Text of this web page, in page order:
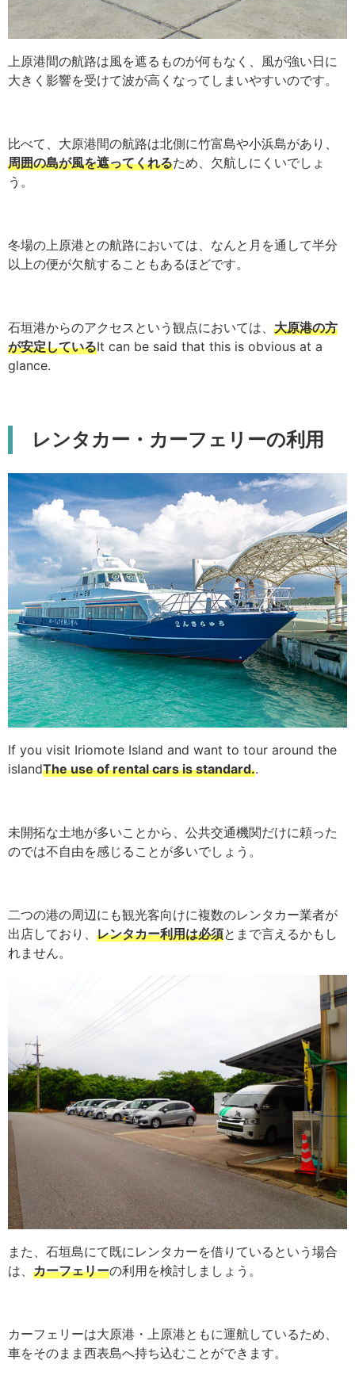
上原港間の航路は風を遮るものが何もなく、風が強い日に
大きく影響を受けて波が高くなってしまいやすいのです。
比べて、大原港間の航路は北側に竹富島や小浜島があり、
周囲の島が風を遮ってくれるため、欠航しにくいでしょ
う。
冬場の上原港との航路においては、なんと月を通して半分
以上の便が欠航することもあるほどです。
石垣港からのアクセスという観点においては、 大原港の方
が安定しているIt can be said that this is obvious at a
glance.
レンタカー・カーフェリーの利用
If you visit Iriomote Island and want to tour around the
islandThe use of rental cars is standard..
未開拓な土地が多いことから、公共交通機関だけに頼った
のでは不自由を感じることが多いでしょう。
二つの港の周辺にも観光客向けに複数のレンタカー業者が
出店しており、 レンタカー利用は必須とまで言えるかもし
れません。
また、石垣島にて既にレンタカーを借りているという場合
は、 カーフェリーの利用を検討しましょう。
カーフェリーは大原港・上原港ともに運航しているため、
車をそのまま西表島へ持ち込むことができます。